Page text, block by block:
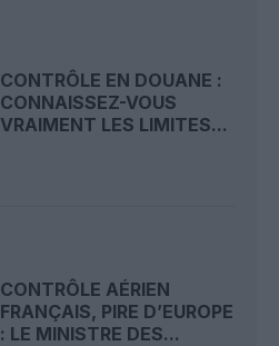
CONTRÔLE EN DOUANE :
CONNAISSEZ-VOUS
VRAIMENT LES LIMITES...
CONTRÔLE AÉRIEN
FRANÇAIS, PIRE D’EUROPE
: LE MINISTRE DES...